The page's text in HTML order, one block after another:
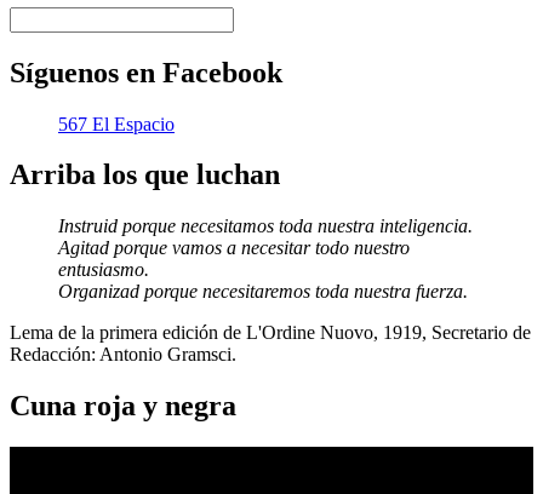
Síguenos en Facebook
567 El Espacio
Arriba los que luchan
Instruid porque necesitamos toda nuestra inteligencia.
Agitad porque vamos a necesitar todo nuestro
entusiasmo.
Organizad porque necesitaremos toda nuestra fuerza.
Lema de la primera edición de L'Ordine Nuovo, 1919, Secretario de
Redacción: Antonio Gramsci.
Cuna roja y negra